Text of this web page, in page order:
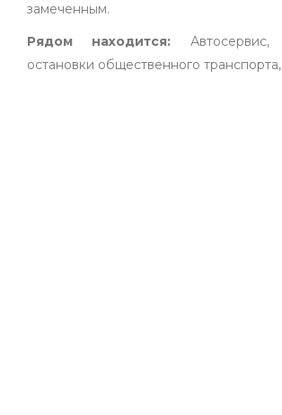
замеченным.
Рядом находится: Автосервис,
остановки общественного